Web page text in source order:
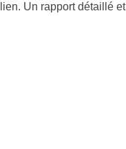
lien. Un rapport détaillé